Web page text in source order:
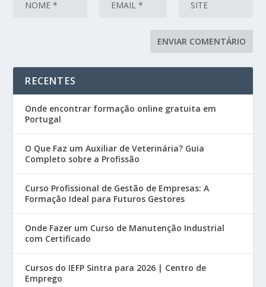
RECENTES
Onde encontrar formação online gratuita em
Portugal
O Que Faz um Auxiliar de Veterinária? Guia
Completo sobre a Profissão
Curso Profissional de Gestão de Empresas: A
Formação Ideal para Futuros Gestores
Onde Fazer um Curso de Manutenção Industrial
com Certificado
Cursos do IEFP Sintra para 2026 | Centro de
Emprego